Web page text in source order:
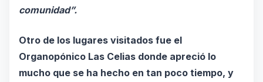
comunidad”.
Otro de los lugares visitados fue el
Organopónico Las Celias donde apreció lo
mucho que se ha hecho en tan poco tiempo, y